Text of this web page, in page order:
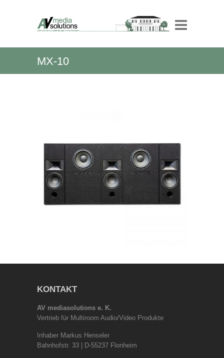
MX-10
KONTAKT
AV mediasolutions e. K.
Vertrieb für Multiroom Audio/Video Produkte
Inhaber Markus Henseler
Bahnhofstr. 33 | D-55237 Flonheim